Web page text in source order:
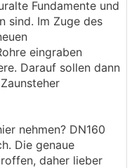
Fundamente und
sind. Im Zuge des
eingraben
Darauf sollen dann
nehmen? DN160
Die genaue
daher lieber